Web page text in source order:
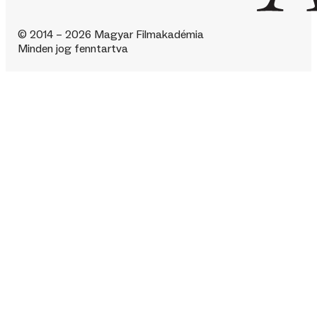
© 2014 – 2026 Magyar Filmakadémia
Minden jog fenntartva